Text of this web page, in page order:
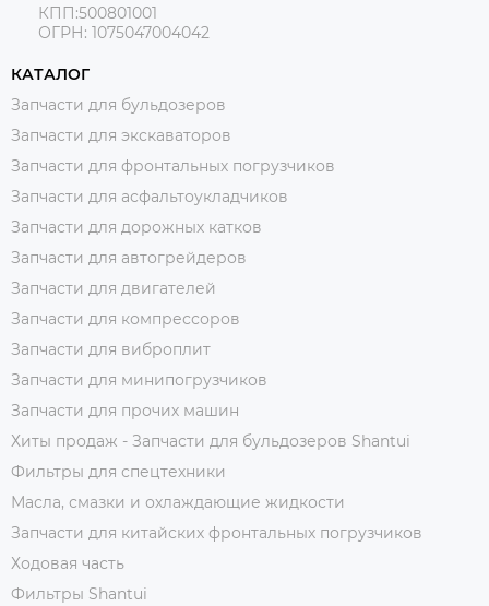
КПП:500801001
ОГРН: 1075047004042
КАТАЛОГ
Запчасти для бульдозеров
Запчасти для экскаваторов
Запчасти для фронтальных погрузчиков
Запчасти для асфальтоукладчиков
Запчасти для дорожных катков
Запчасти для автогрейдеров
Запчасти для двигателей
Запчасти для компрессоров
Запчасти для виброплит
Запчасти для минипогрузчиков
Запчасти для прочих машин
Хиты продаж - Запчасти для бульдозеров Shantui
Фильтры для спецтехники
Масла, смазки и охлаждающие жидкости
Запчасти для китайских фронтальных погрузчиков
Ходовая часть
Фильтры Shantui